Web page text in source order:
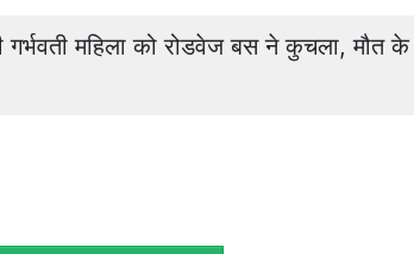
महिला को रोडवेज बस ने कुचला, मौत के